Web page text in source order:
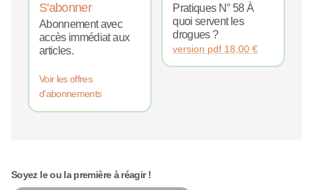
S'abonner
Abonnement avec
accès immédiat aux
articles.
Voir les offres
d'abonnements
Pratiques N° 58 À
quoi servent les
drogues ?
version pdf 18,00€
Soyez le ou la première à réagir !